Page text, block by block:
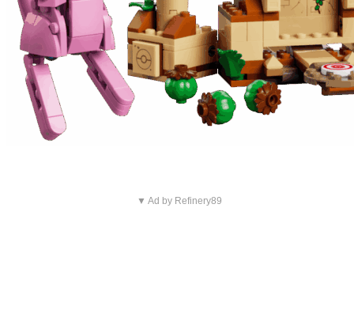
▼ Ad by Refinery89